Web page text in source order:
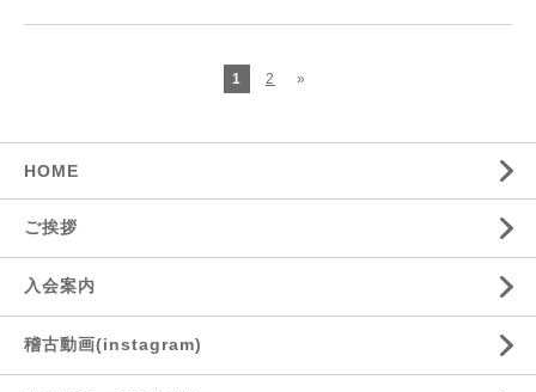
1 2 »
HOME
ご挨拶
入会案内
稽古動画(instagram)